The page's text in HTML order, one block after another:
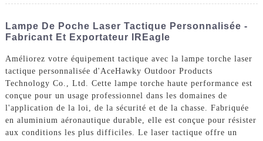
Lampe De Poche Laser Tactique Personnalisée -
Fabricant Et Exportateur IREagle
Améliorez votre équipement tactique avec la lampe torche laser
tactique personnalisée d'AceHawky Outdoor Products
Technology Co., Ltd. Cette lampe torche haute performance est
conçue pour un usage professionnel dans les domaines de
l'application de la loi, de la sécurité et de la chasse. Fabriquée
en aluminium aéronautique durable, elle est conçue pour résister
aux conditions les plus difficiles. Le laser tactique offre un